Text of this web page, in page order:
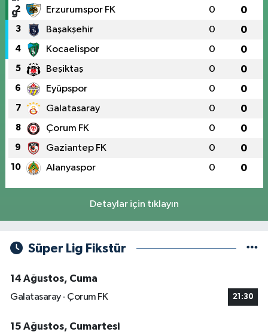
2 Erzurumspor FK 0 0
3 Başakşehir 0 0
4 Kocaelispor 0 0
5 Beşiktaş 0 0
6 Eyüpspor 0 0
7 Galatasaray 0 0
8 Çorum FK 0 0
9 Gaziantep FK 0 0
10 Alanyaspor 0 0
Detaylar için tıklayın
Süper Lig Fikstür
14 Ağustos, Cuma
Galatasaray - Çorum FK
21:30
15 Ağustos, Cumartesi